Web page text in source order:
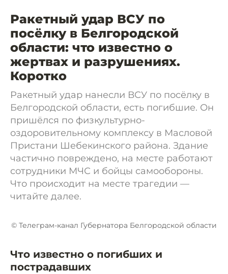
Ракетный удар ВСУ по
посёлку в Белгородской
области: что известно о
жертвах и разрушениях.
Коротко
Ракетный удар нанесли ВСУ по посёлку в
Белгородской области, есть погибшие. Он
пришёлся по физкультурно-
оздоровительному комплексу в Масловой
Пристани Шебекинского района. Здание
частично повреждено, на месте работают
сотрудники МЧС и бойцы самообороны.
Что происходит на месте трагедии —
читайте далее.
© Телеграм-канал Губернатора Белгородской области
Что известно о погибших и
пострадавших